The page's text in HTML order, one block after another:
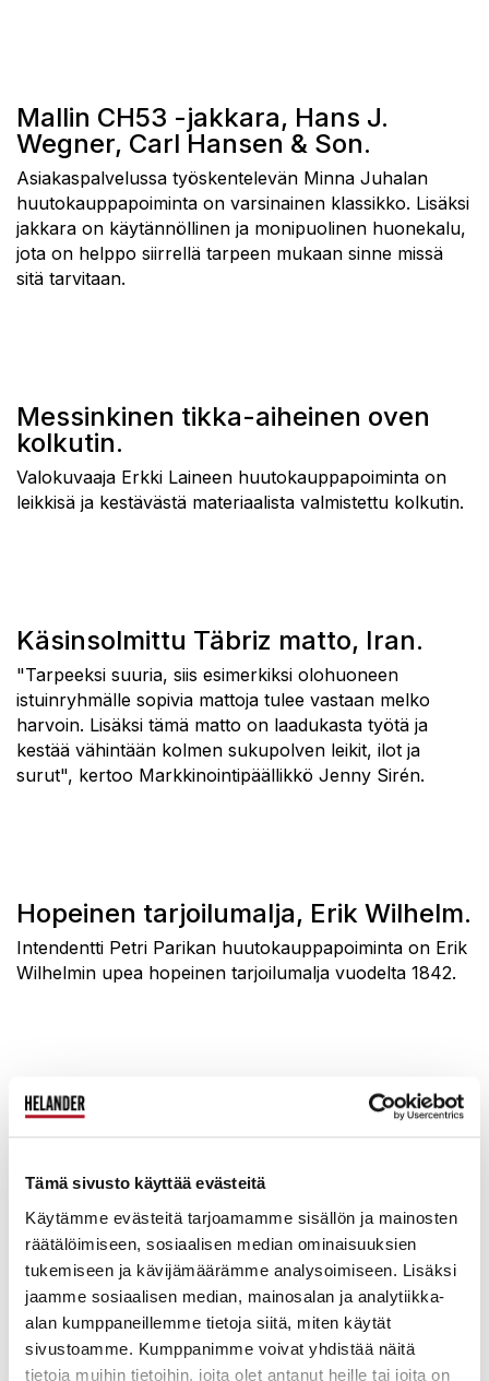
Tämä sivusto käyttää evästeitä
Käytämme evästeitä tarjoamamme sisällön ja mainosten
räätälöimiseen, sosiaalisen median ominaisuuksien
tukemiseen ja kävijämäärämme analysoimiseen. Lisäksi
jaamme sosiaalisen median, mainosalan ja analytiikka-
alan kumppaneillemme tietoja siitä, miten käytät
sivustoamme. Kumppanimme voivat yhdistää näitä
tietoja muihin tietoihin, joita olet antanut heille tai joita on
Mallin CH53 -jakkara, Hans J.
Wegner, Carl Hansen & Son.
Asiakaspalvelussa työskentelevän Minna Juhalan
huutokauppapoiminta on varsinainen klassikko. Lisäksi
jakkara on käytännöllinen ja monipuolinen huonekalu,
jota on helppo siirrellä tarpeen mukaan sinne missä
sitä tarvitaan.
Messinkinen tikka-aiheinen oven
kolkutin.
Valokuvaaja Erkki Laineen huutokauppapoiminta on
leikkisä ja kestävästä materiaalista valmistettu kolkutin.
Käsinsolmittu Täbriz matto, Iran.
"Tarpeeksi suuria, siis esimerkiksi olohuoneen
istuinryhmälle sopivia mattoja tulee vastaan melko
harvoin. Lisäksi tämä matto on laadukasta työtä ja
kestää vähintään kolmen sukupolven leikit, ilot ja
surut", kertoo Markkinointipäällikkö Jenny Sirén.
Hopeinen tarjoilumalja, Erik Wilhelm.
Intendentti Petri Parikan huutokauppapoiminta on Erik
Wilhelmin upea hopeinen tarjoilumalja vuodelta 1842.
Euroform-sohva, Maija Ruoslahti,
Sopenkorpi.
huutokauppapoimintaan liitty ihastuttava tarina sen
suunnitelleen arkkitehdin matkasta urallaan ja esine
valikoitui tästä syystä Syrjäläisen lempiesineeksi.